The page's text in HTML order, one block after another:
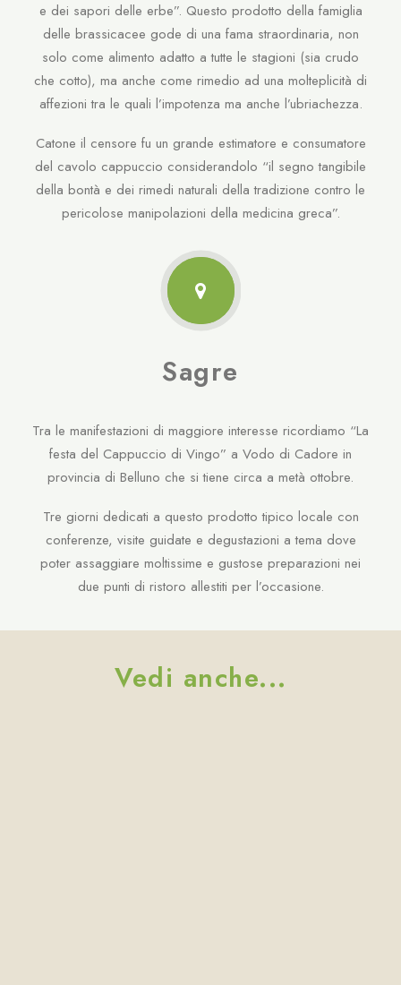
e dei sapori delle erbe”. Questo prodotto della famiglia
delle brassicacee gode di una fama straordinaria, non
solo come alimento adatto a tutte le stagioni (sia crudo
che cotto), ma anche come rimedio ad una molteplicità di
affezioni tra le quali l’impotenza ma anche l’ubriachezza.
Catone il censore fu un grande estimatore e consumatore
del cavolo cappuccio considerandolo “il segno tangibile
della bontà e dei rimedi naturali della tradizione contro le
pericolose manipolazioni della medicina greca”.
Sagre
Tra le manifestazioni di maggiore interesse ricordiamo “La
festa del Cappuccio di Vingo” a Vodo di Cadore in
provincia di Belluno che si tiene circa a metà ottobre.
Tre giorni dedicati a questo prodotto tipico locale con
conferenze, visite guidate e degustazioni a tema dove
poter assaggiare moltissime e gustose preparazioni nei
due punti di ristoro allestiti per l’occasione.
Vedi anche...